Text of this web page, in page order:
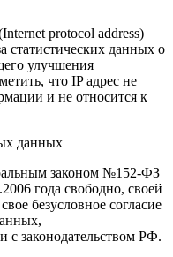
protocol address)
статистических данных о
улучшения
что IP адрес не
и не относится к
данных
законом №152-ФЗ
года свободно, своей
безусловное согласие
с законодательством РФ.